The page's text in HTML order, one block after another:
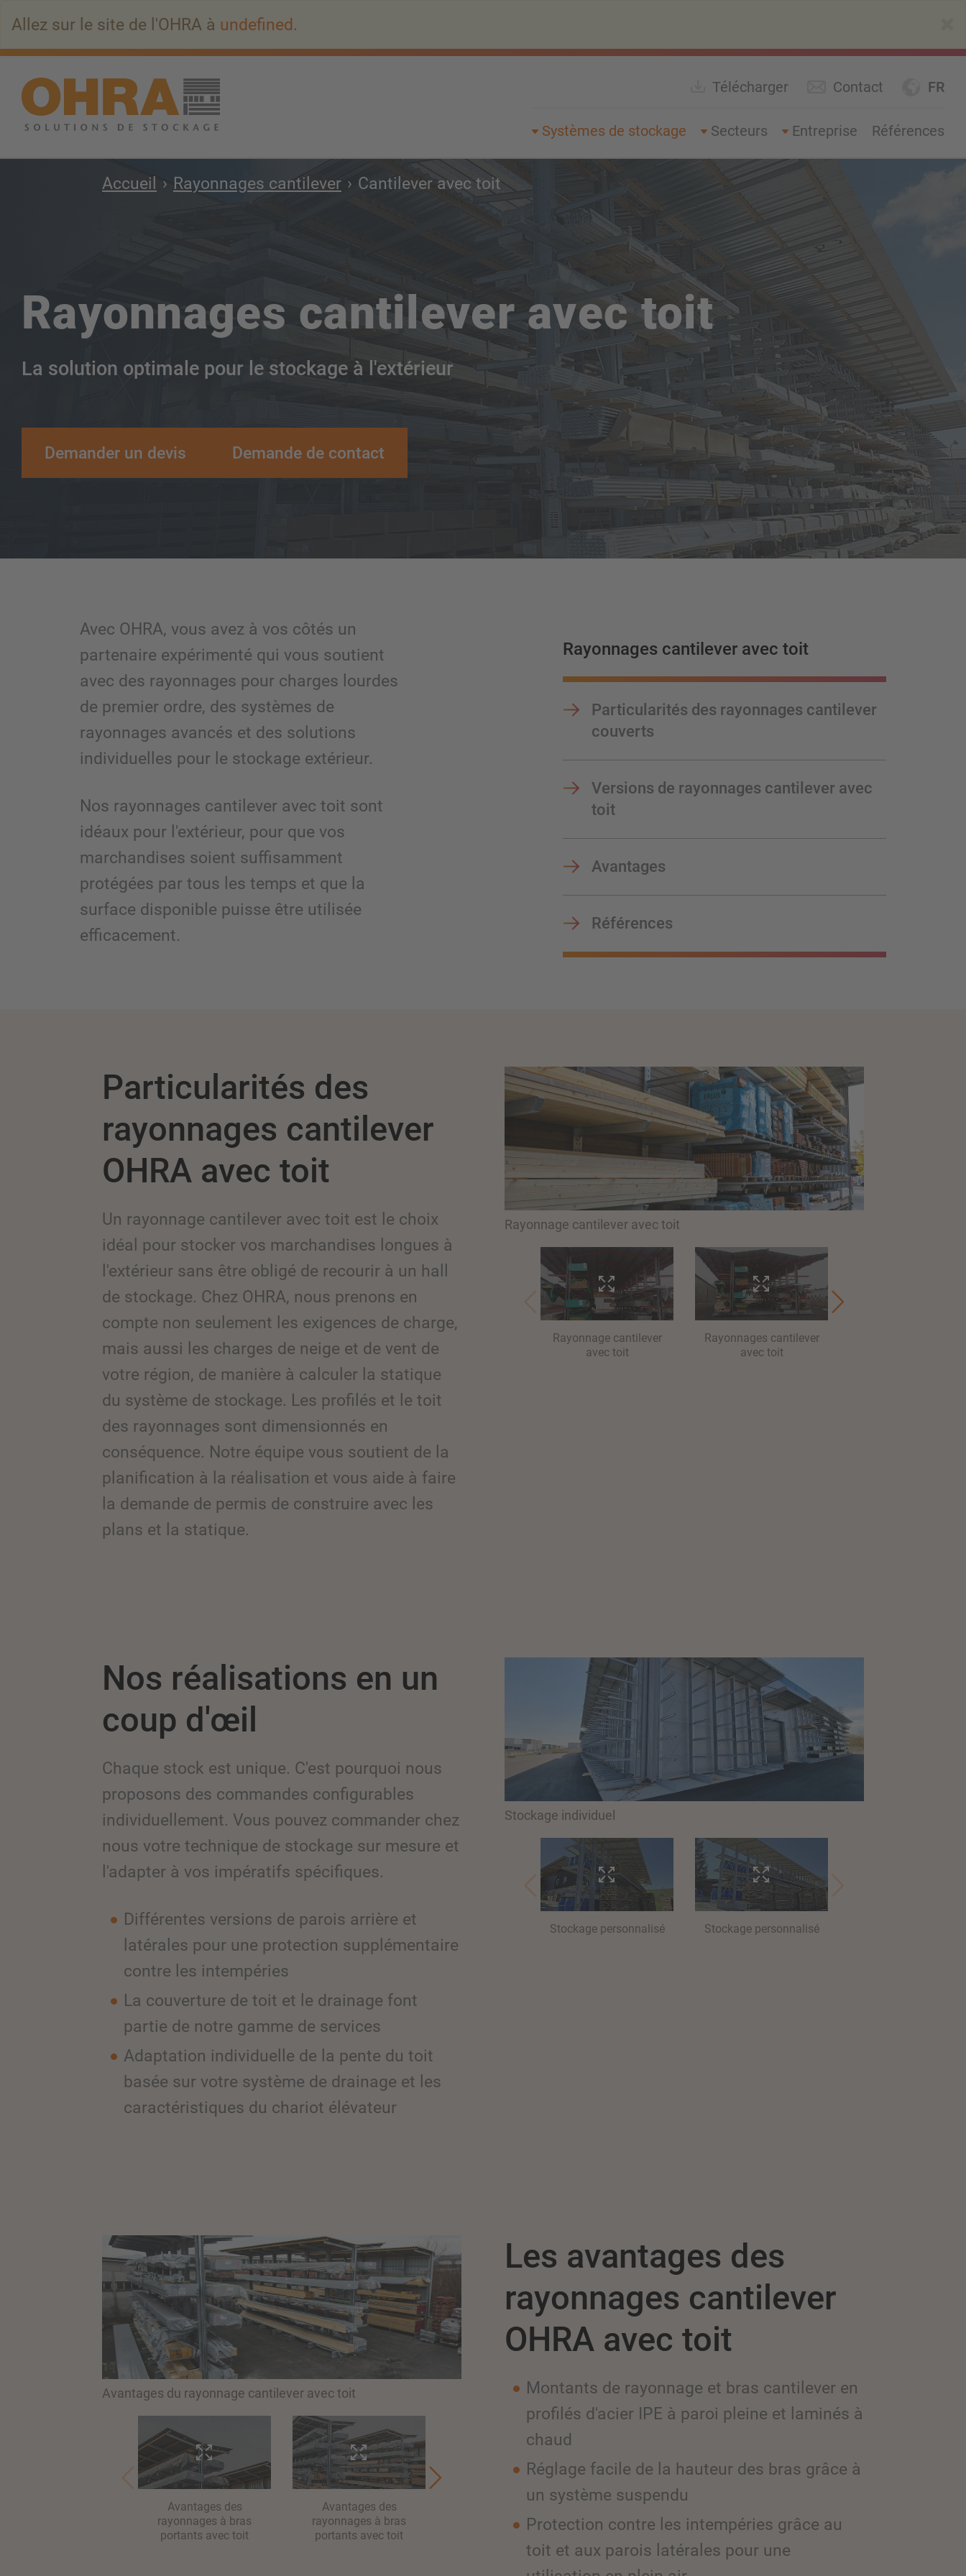
principal
Allez sur le site de l'OHRA à undefined.
FR
Télécharger Contact
Systèmes de stockage Secteurs Entreprise Références
Accueil Rayonnages cantilever Cantilever avec toit
Rayonnages cantilever avec toit
La solution optimale pour le stockage à l'extérieur
Demander un devis Demande de contact
Avec OHRA, vous avez à vos côtés un
partenaire expérimenté qui vous soutient
avec des rayonnages pour charges lourdes
de premier ordre, des systèmes de
rayonnages avancés et des solutions
individuelles pour le stockage extérieur.
Nos rayonnages cantilever avec toit sont
idéaux pour l'extérieur, pour que vos
marchandises soient suffisamment
protégées par tous les temps et que la
surface disponible puisse être utilisée
efficacement.
Rayonnages cantilever avec toit
Particularités des rayonnages cantilever
couverts
Versions de rayonnages cantilever avec
toit
Avantages
Références
Particularités des
rayonnages cantilever
OHRA avec toit
Un rayonnage cantilever avec toit est le choix
idéal pour stocker vos marchandises longues à
l'extérieur sans être obligé de recourir à un hall
de stockage. Chez OHRA, nous prenons en
compte non seulement les exigences de charge,
mais aussi les charges de neige et de vent de
votre région, de manière à calculer la statique
du système de stockage. Les profilés et le toit
des rayonnages sont dimensionnés en
conséquence. Notre équipe vous soutient de la
planification à la réalisation et vous aide à faire
la demande de permis de construire avec les
plans et la statique.
Rayonnage cantilever avec toit
Rayonnage cantilever
avec toit
Rayonnages cantilever
avec toit
Nos réalisations en un
coup d'œil
Chaque stock est unique. C'est pourquoi nous
proposons des commandes configurables
individuellement. Vous pouvez commander chez
nous votre technique de stockage sur mesure et
l'adapter à vos impératifs spécifiques.
Différentes versions de parois arrière et
latérales pour une protection supplémentaire
contre les intempéries
La couverture de toit et le drainage font
partie de notre gamme de services
Adaptation individuelle de la pente du toit
basée sur votre système de drainage et les
caractéristiques du chariot élévateur
Stockage individuel
Stockage personnalisé Stockage personnalisé
Avantages du rayonnage cantilever avec toit
Avantages des
rayonnages à bras
portants avec toit
Avantages des
rayonnages à bras
portants avec toit
rayonnages à bras
Avantages des
rayonnages à bras
Les avantages des
rayonnages cantilever
OHRA avec toit
Montants de rayonnage et bras cantilever en
profilés d'acier IPE à paroi pleine et laminés à
chaud
Réglage facile de la hauteur des bras grâce à
un système suspendu
Protection contre les intempéries grâce au
toit et aux parois latérales pour une